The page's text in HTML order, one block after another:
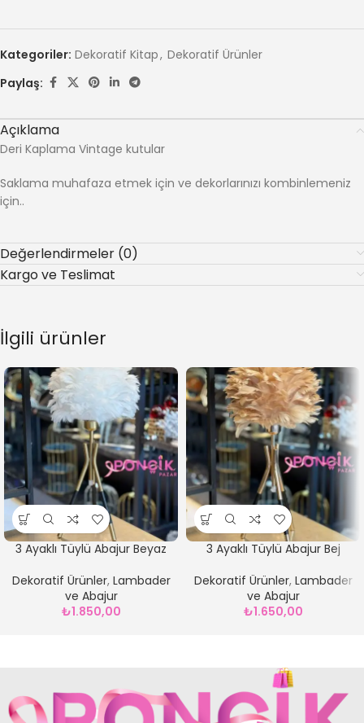
Kategoriler: Dekoratif Kitap, Dekoratif Ürünler
Paylaş:
Açıklama
Deri Kaplama Vintage kutular
Saklama muhafaza etmek için ve dekorlarınızı kombinlemeniz
için..
Değerlendirmeler (0)
Kargo ve Teslimat
İlgili ürünler
3 Ayaklı Tüylü Abajur Beyaz
Dekoratif Ürünler, Lambader
ve Abajur
₺1.850,00
3 Ayaklı Tüylü Abajur Bej
Dekoratif Ürünler, Lambader
ve Abajur
₺1.650,00